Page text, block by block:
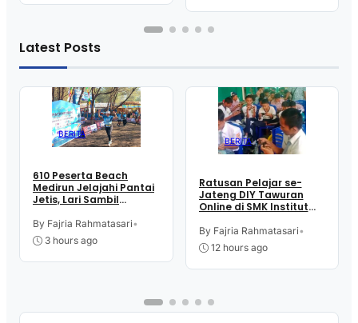
Latest Posts
BERITA
610 Peserta Beach
Medirun Jelajahi Pantai
Jetis, Lari Sambil
Alam
By Fajria Rahmatasari•
3 hours ago
BERITA
Ratusan Pelajar se-
Jateng DIY Tawuran
Online di SMK Institut
Perebutkan Trofi dan
Uang Pembinaan
By Fajria Rahmatasari•
12 hours ago